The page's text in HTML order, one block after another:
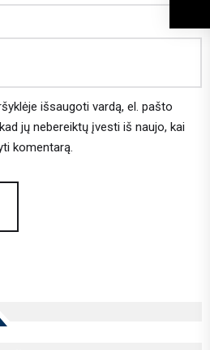
išsaugoti vardą, el. pašto
jų nebereiktų įvesti iš naujo, kai
komentarą.